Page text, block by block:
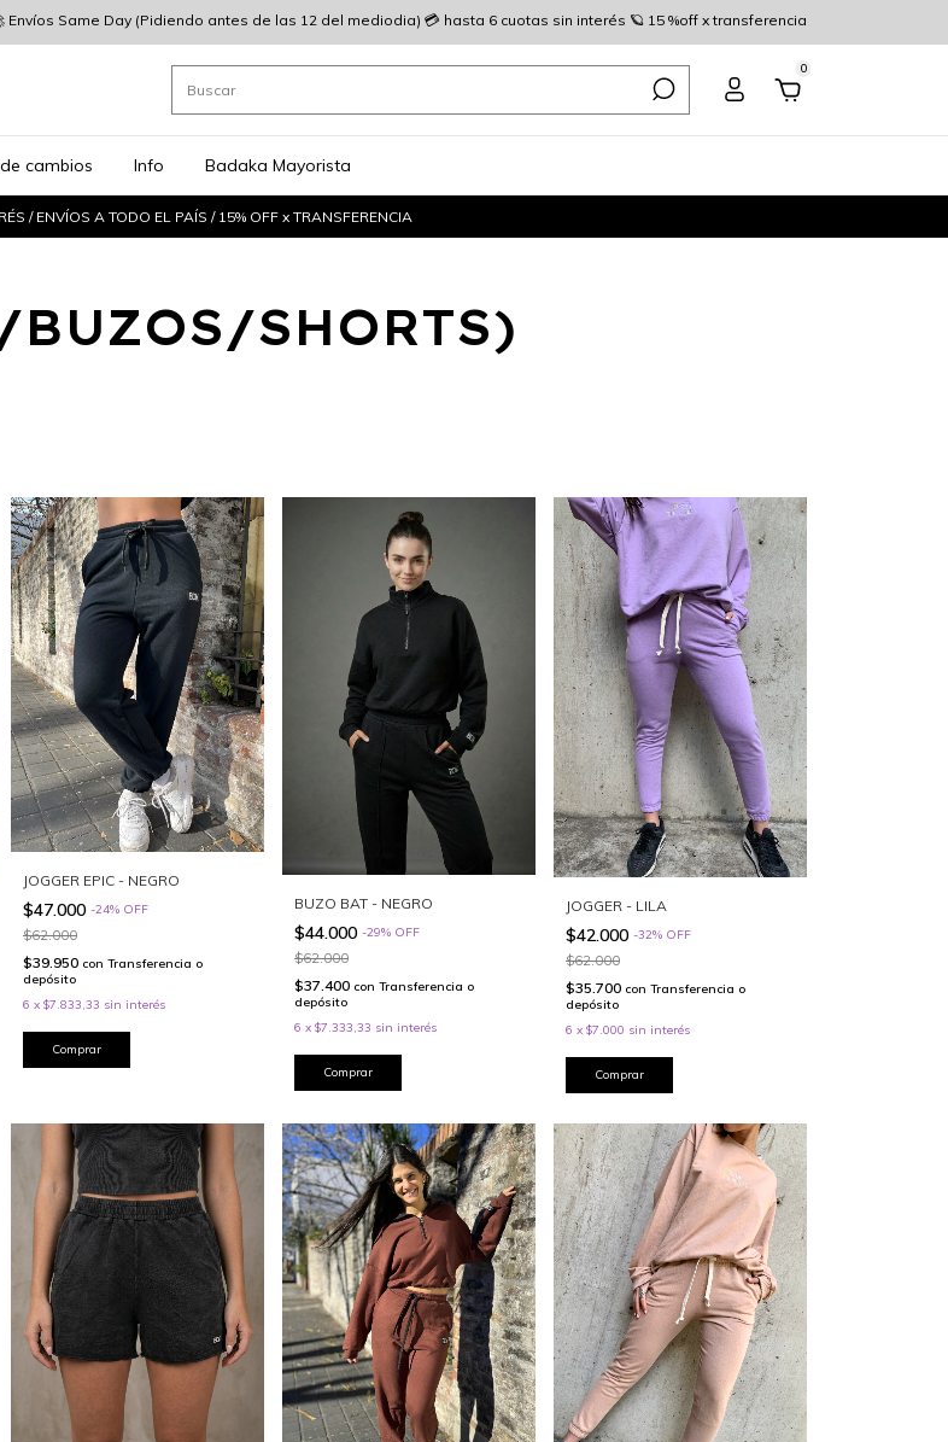
Envíos Same Day (Pidiendo antes de las 12 del mediodia) 💳 hasta 6 cuotas sin interés 🪐 15 %off x transferencia
0
cambios Info Badaka Mayorista
/ ENVÍOS A TODO EL PAÍS / 15% OFF x TRANSFERENCIA
BUZOS/SHORTS)
JOGGER EPIC - NEGRO
$47.000 -24% OFF
$62.000
$39.950 con Transferencia o
depósito
6 x $7.833,33 sin interés
Comprar
BUZO BAT - NEGRO
$44.000 -29% OFF
$62.000
$37.400 con Transferencia o
depósito
6 x $7.333,33 sin interés
Comprar
JOGGER - LILA
$42.000 -32% OFF
$62.000
$35.700 con Transferencia o
depósito
6 x $7.000 sin interés
Comprar